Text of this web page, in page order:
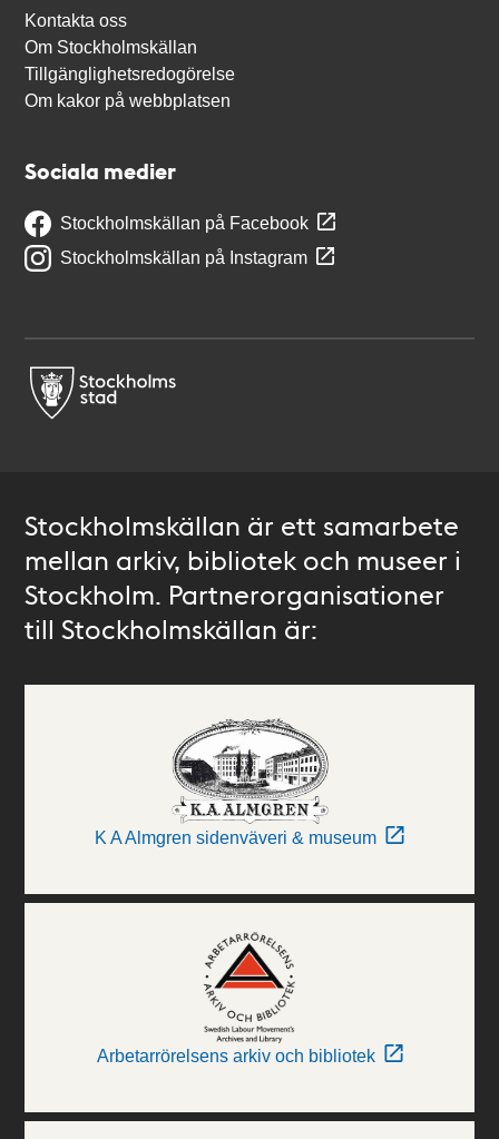
Kontakta oss
Om Stockholmskällan
Tillgänglighetsredogörelse
Om kakor på webbplatsen
Sociala medier
Stockholmskällan på Facebook
Stockholmskällan på Instagram
Stockholmskällan är ett samarbete
mellan arkiv, bibliotek och museer i
Stockholm. Partnerorganisationer
till Stockholmskällan är:
K A Almgren sidenväveri & museum
Arbetarrörelsens arkiv och bibliotek